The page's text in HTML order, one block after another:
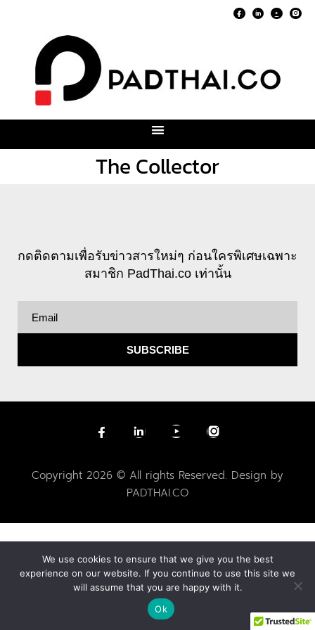
The Collector
กดติดตามเพื่อรับข่าวสารใหม่ๆ ก่อนใครพิเศษเฉพาะ
สมาชิก PadThai.co เท่านั้น
SUBSCRIBE
Copyright 2026 © All rights Reserved. Design by
PADTHAI.CO
We use cookies to ensure that we give you the best
experience on our website. If you continue to use this site we
will assume that you are happy with it.
Ok